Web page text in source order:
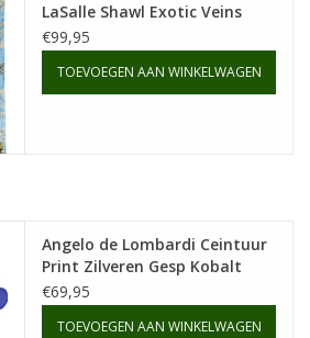
LaSalle Shawl Exotic Veins
€99,95
TOEVOEGEN AAN WINKELWAGEN
Angelo de Lombardi Ceintuur
Print Zilveren Gesp Kobalt
Leer
€69,95
TOEVOEGEN AAN WINKELWAGEN